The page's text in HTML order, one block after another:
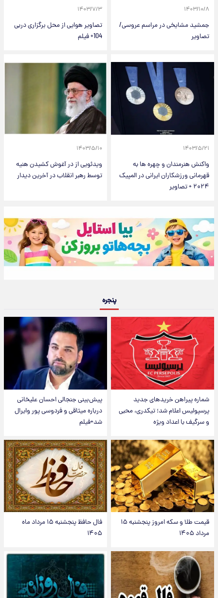
۱۴۰۳/۱۰/۸
جمشید مشایخی در مراسم عروسی/
تصاویر
۱۴۰۳/۷/۳
تصاویر هوایی از محل برگزاری دربی
104+ فیلم
۱۴۰۳/۵/۲۱
واکنش هنرمندان و چهره ها به
قهرمانی ورزشکاران ایرانی در المپیک
۲۰۲۴ + تصاویر
۱۴۰۳/۵/۱۰
ویدئویی از در آغوش کشیدن هنیه
توسط رهبر انقلاب در آخرین دیدار
پنجره
شماره پیراهن خریدهای جدید
پرسپولیس اعلام شد؛ تیکدری، محبی
و سرگیف با اعداد ویژه
پیش‌بینی جنجالی احسان علیخانی
درباره میثاقی و فردوسی پور وایرال
شد+فیلم
قیمت طلا و سکه امروز پنجشنبه ۱۵
مرداد ۱۴۰۵
فال حافظ پنجشنبه ۱۵ مرداد ماه
۱۴۰۵